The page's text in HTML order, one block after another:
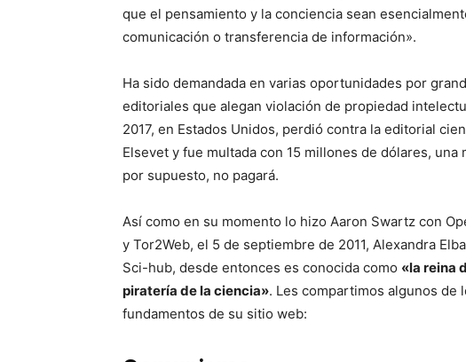
que el pensamiento y la conciencia sean
comunicación o transferencia de información».
Ha sido demandada en varias oportunidades por
editoriales que alegan violación de propiedad
2017, en Estados Unidos, perdió contra la editorial
Elsevet y fue multada con 15 millones de dólares, una
por supuesto, no pagará.
Así como en su momento lo hizo Aaron Swartz con
y Tor2Web, el 5 de septiembre de 2011, Alexandra
Sci-hub, desde entonces es conocida como «la reina
piratería de la ciencia». Les compartimos algunos de
fundamentos de su sitio web: